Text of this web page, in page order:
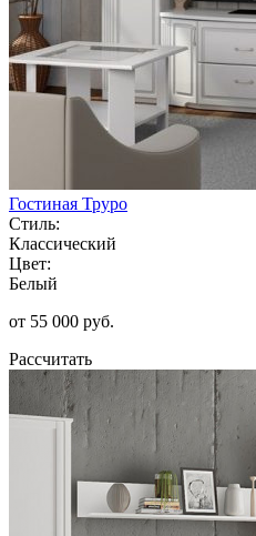
Гостиная Труро
Стиль:
Классический
Цвет:
Белый
от 55 000 руб.
Рассчитать